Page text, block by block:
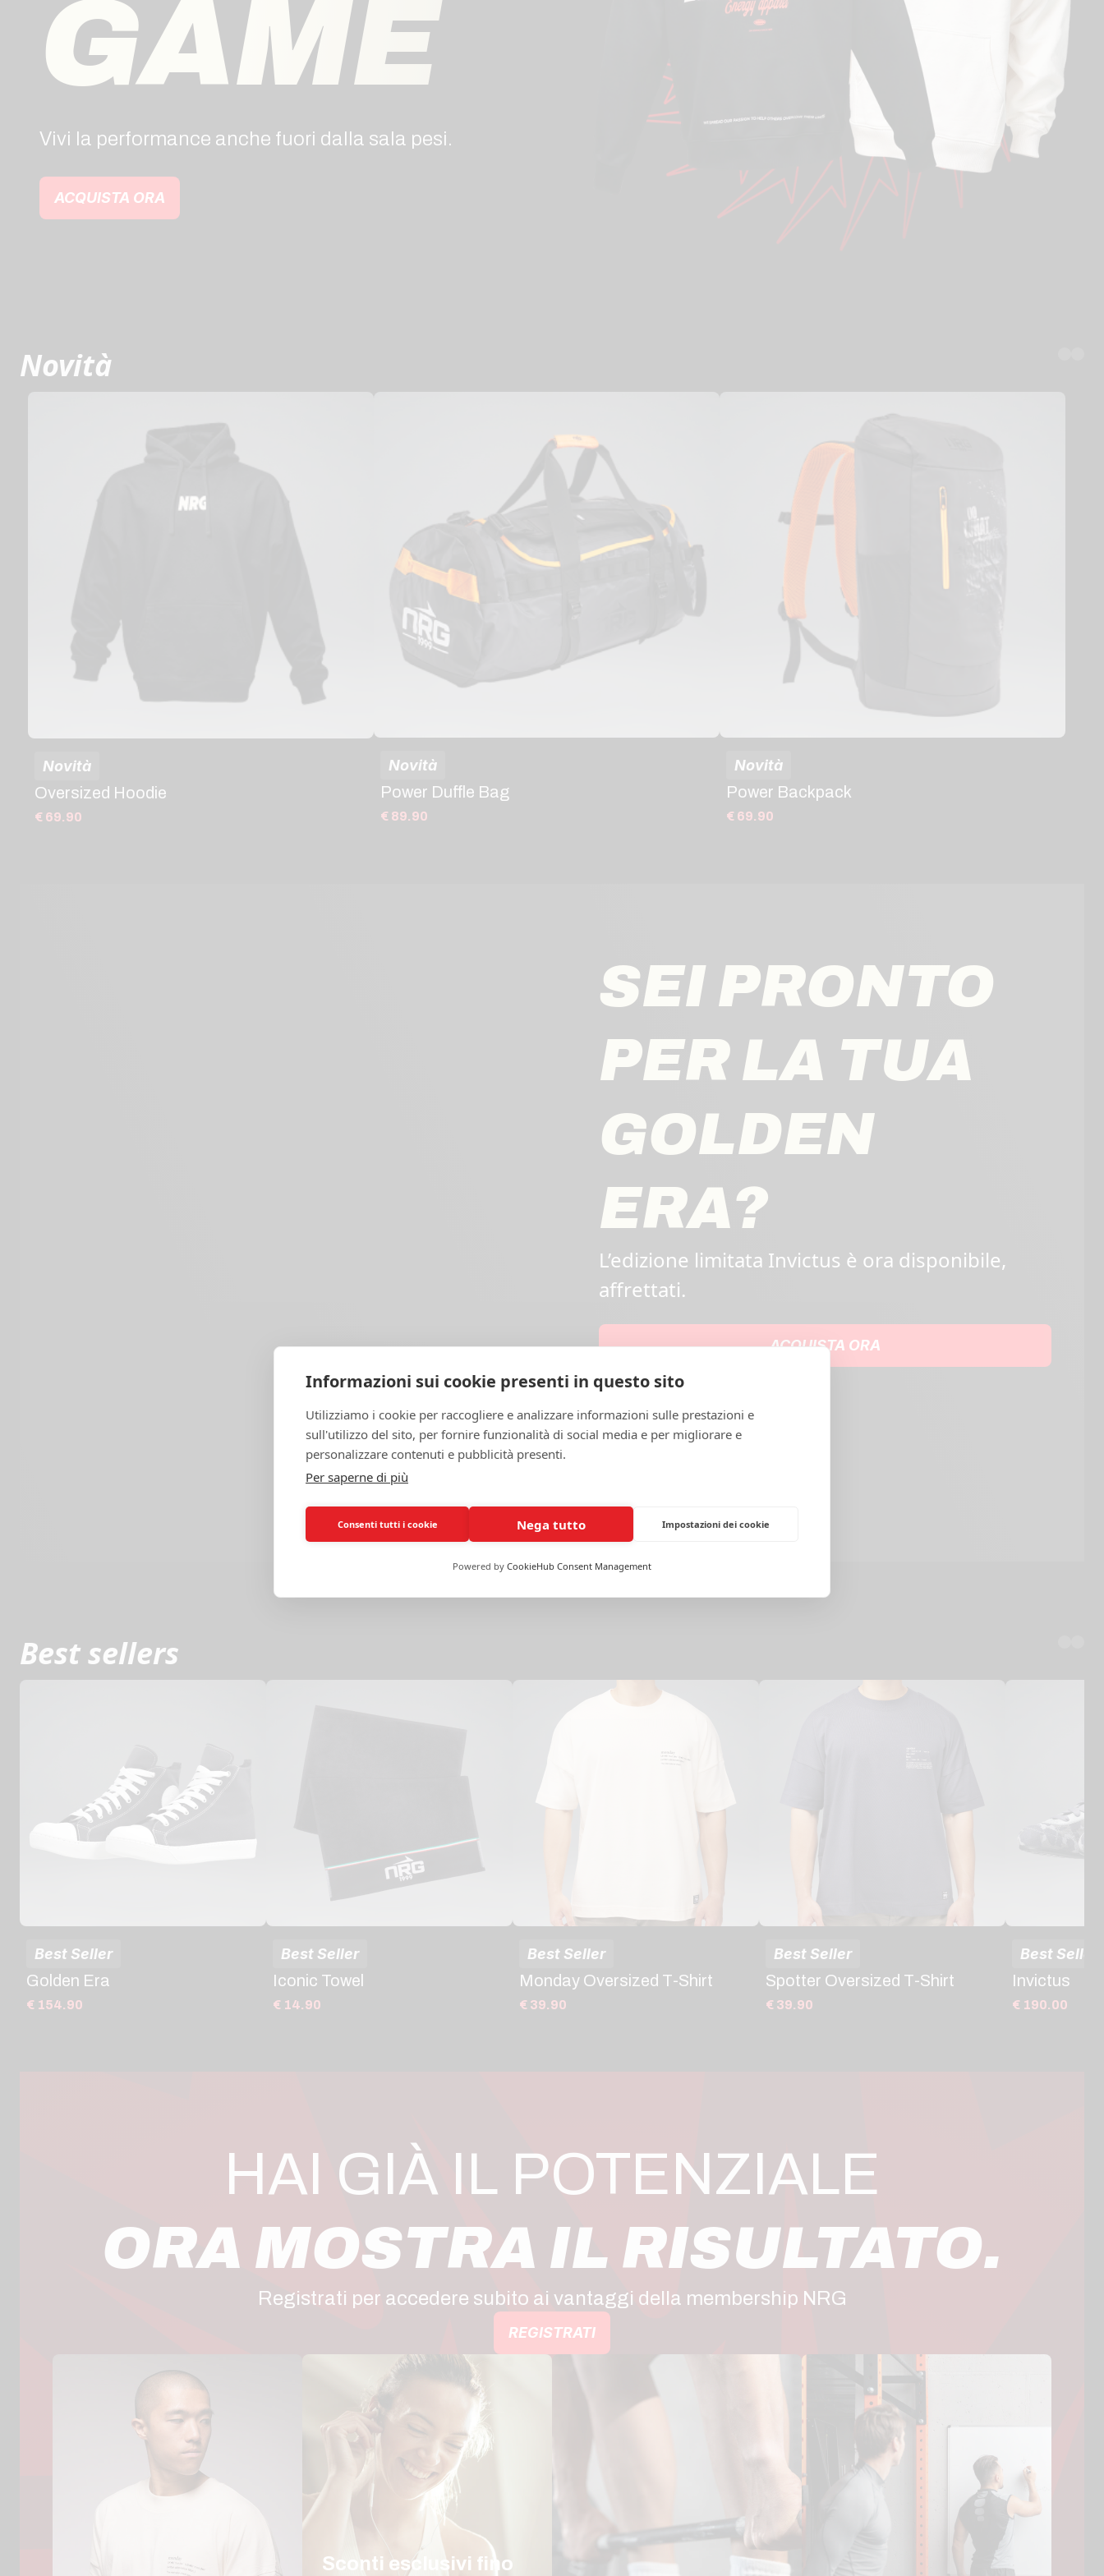
GAME
Vivi la performance anche fuori dalla sala pesi.
ACQUISTA ORA
Novità
Novità
Oversized Hoodie
€ 69.90
Novità
Power Duffle Bag
€ 89.90
Novità
Power Backpack
€ 69.90
SEI PRONTO
PER LA TUA
GOLDEN
ERA?
L’edizione limitata Invictus è ora disponibile,
affrettati.
ACQUISTA ORA
Best sellers
Best Seller
Golden Era
€ 154.90
Best Seller
Iconic Towel
€ 14.90
Best Seller
Monday Oversized T-Shirt
€ 39.90
Best Seller
Spotter Oversized T-Shirt
€ 39.90
Best Seller
Invictus
€ 190.00
HAI GIÀ IL POTENZIALE
ORA MOSTRA IL RISULTATO.
Registrati per accedere subito ai vantaggi della membership NRG
REGISTRATI
Sconti esclusivi fino
Informazioni sui cookie presenti in questo sito
Utilizziamo i cookie per raccogliere e analizzare informazioni sulle prestazioni e
sull'utilizzo del sito, per fornire funzionalità di social media e per migliorare e
personalizzare contenuti e pubblicità presenti.
Per saperne di più
Consenti tutti i cookie Nega tutto Impostazioni dei cookie
Powered by CookieHub Consent Management